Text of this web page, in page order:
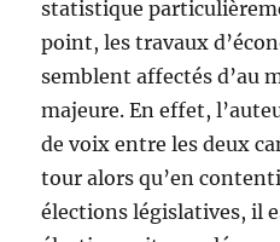
statistique
point, les travaux
semblent affectés d’au
majeure. En effet,
de voix entre les deux
tour alors qu’en
élections législatives, il